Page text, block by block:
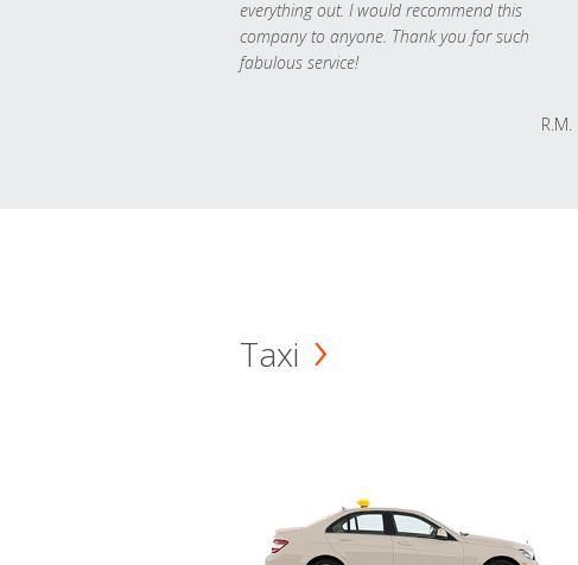
everything out. I would recommend this
company to anyone. Thank you for such
fabulous service!
R.M.
Taxi